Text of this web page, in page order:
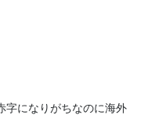
字になりがちなのに海外